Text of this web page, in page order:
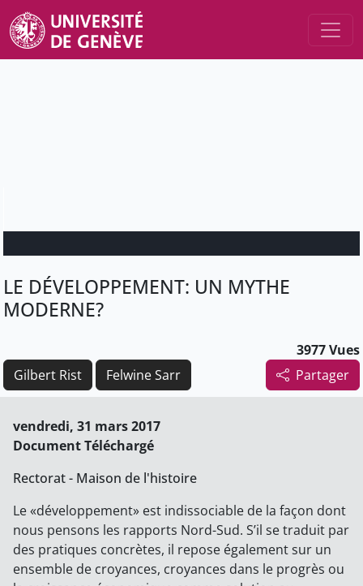
LE DÉVELOPPEMENT: UN MYTHE
MODERNE?
3977 Vues
Partager
Gilbert Rist Felwine Sarr
vendredi, 31 mars 2017
Document Téléchargé
Rectorat - Maison de l'histoire
Le «développement» est indissociable de la façon dont
nous pensons les rapports Nord-Sud. S’il se traduit par
des pratiques concrètes, il repose également sur un
ensemble de croyances, croyances dans le progrès ou